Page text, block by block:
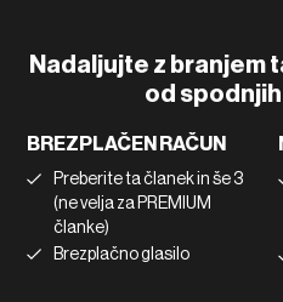
Nadaljujte z branjem
od
BREZPLAČEN RAČUN
Preberite ta članek in še 3
(ne velja za PREMIUM
članke)
Brezplačno glasilo
Piškotki
Marketing
Uporaba umetne inteligence
©2022 - 2026 Bloomberg L.P. All
the BLOOMBERG logo are